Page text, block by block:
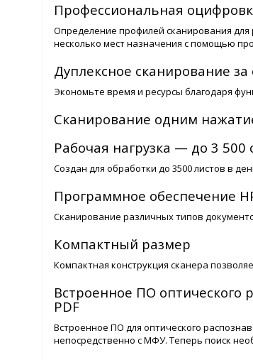
Профессиональная
Определение профилей сканирования
несколько мест назначения с помощью
Дуплексное сканирование
Экономьте время и ресурсы благодаря
Сканирование одним
Рабочая нагрузка — до 3 500
Создан для обработки до 3500 листов в
Программное обеспечение
Сканирование различных типов
Компактный размер
Компактная конструкция сканера
Встроенное ПО оптического
PDF
Встроенное ПО для оптического
непосредственно с МФУ. Теперь поиск